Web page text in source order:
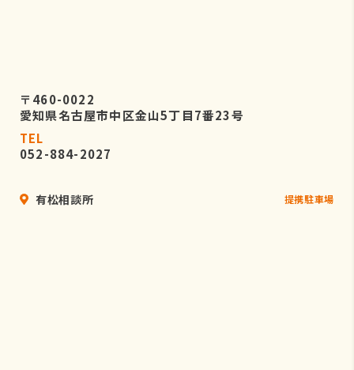
〒460-0022
愛知県名古屋市中区金山5丁目7番23号
TEL
052-884-2027
有松相談所 提携駐車場